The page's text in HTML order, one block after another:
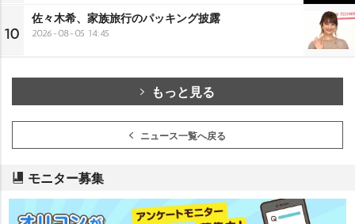
10
佐々木希、家族旅行のパッキング披露
2026-08-05 14:45
もっと見る
ニュース一覧へ戻る
モニター募集